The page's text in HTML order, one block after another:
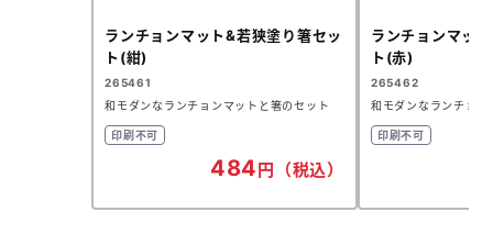
ランチョンマット&若狭塗り箸セッ
ト(紺)
265461
和モダンなランチョンマットと箸のセット
印刷不可
484円（税込）
ランチョンマッ
ト(赤)
265462
和モダンなランチョ
印刷不可